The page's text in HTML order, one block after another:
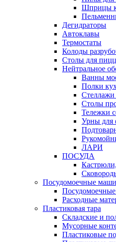
Шприцы
Дегидраторы
Автоклавы
Термостаты
Колоды
Столы для
Нейтральное
Ванны
Полки
Стеллажи
Столы
Тележки
Урны для
ЛАРИ
ПОСУДА
Посудомоечные
Расходные
Пластиковая тара
Складские и
Мусорные
Пластиковые